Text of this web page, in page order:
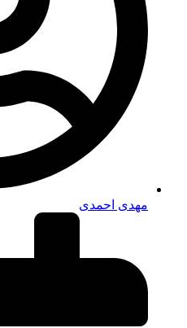
مهدی احمدی